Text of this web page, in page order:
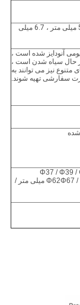
3.9 میلی متر ، 5.5 میلی متر ، 5.8 میلی متر ، 5.9 میلی متر ، 6.7 میلی
آنودایز شده است ،
حال سیاه شدن است ،
نیز می توانند به
سفارشی تهیه شوند.
شده
Φ37 / Φ39 /
Φ62Φ67 / Φ72 / Φ77 / Φ82 / Φ86 / Φ95 / Φ105 / Φ150 میلی متر /